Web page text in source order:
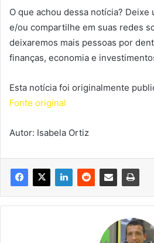
O que achou dessa notícia? Deixe
e/ou compartilhe em suas redes
deixaremos mais pessoas por
finanças, economia e
Esta notícia foi originalmente
Fonte original
Autor: Isabela Ortiz